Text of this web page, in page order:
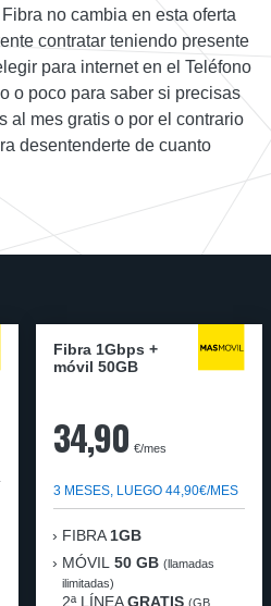
no cambia en esta oferta
contratar teniendo presente
para internet en el Teléfono
o poco para saber si precisas
al mes gratis o por el contrario
desentenderte de cuanto
Fibra 1Gbps +
móvil 50GB
34,90 €/mes
3 MESES, LUEGO 44,90€/MES
FIBRA 1GB
MÓVIL 50 GB (llamadas
ilimitadas)
2ª LÍNEAGRATIS (GB